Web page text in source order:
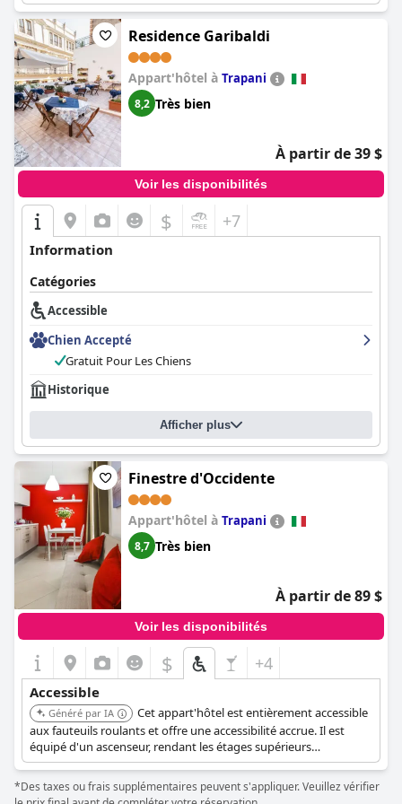
également des aides visuelles comme le braille et des étages
supérieurs accessibles par ascenseur.
Residence Garibaldi
Appart'hôtel à Trapani
8,2 Très bien
À partir de 39 $
Voir les disponibilités
$ +7
Information
Catégories
Accessible
Chien Accepté
Gratuit Pour Les Chiens
Historique
Afficher plus
Finestre d'Occidente
Appart'hôtel à Trapani
8,7 Très bien
À partir de 89 $
Voir les disponibilités
$ +4
Accessible
Généré par IA
Cet appart'hôtel est entièrement accessible
aux fauteuils roulants et offre une accessibilité accrue. Il est
équipé d'un ascenseur, rendant les étages supérieurs
accessibles.
*Des taxes ou frais supplémentaires peuvent s'appliquer. Veuillez vérifier